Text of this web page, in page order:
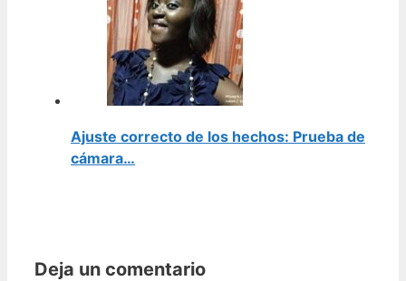
Ajuste correcto de los hechos: Prueba de
cámara…
Deja un comentario